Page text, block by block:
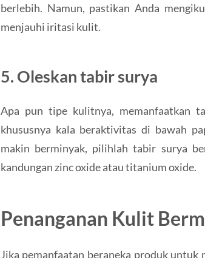
berlebih. Namun, pastikan Anda
menjauhi iritasi kulit.
5. Oleskan tabir surya
Apa pun tipe kulitnya, memanfaatkan
khususnya kala beraktivitas di bawah
makin berminyak, pilihlah tabir surya
kandungan zinc oxide atau titanium oxide.
Penanganan Kulit
Jika pemanfaatan beraneka produk